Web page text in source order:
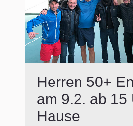
Herren 50+
am 9.2. ab 15
Hause